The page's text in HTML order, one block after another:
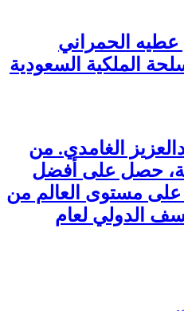
عطيه الحمراني
الملكية السعودية
الغامدي. من
حصل على أفضل
مستوى العالم من
آيسف الدولي لعام